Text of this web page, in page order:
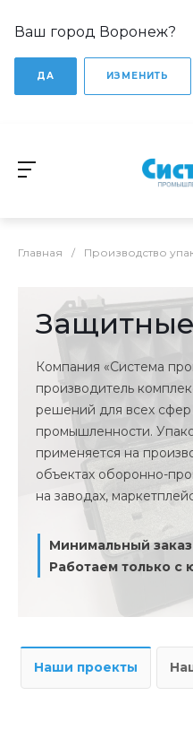
Ваш город Воронеж?
ДА ИЗМЕНИТЬ
Главная / Производство
Компания «Система
производитель
решений для всех сфер
промышленности.
применяется на
объектах оборонно-
на заводах,
Минимальный
Работаем только
Наши проекты